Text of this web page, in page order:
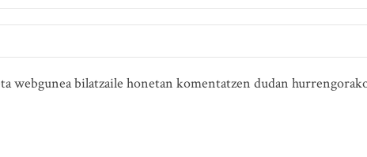
webgunea bilatzaile honetan komentatzen dudan